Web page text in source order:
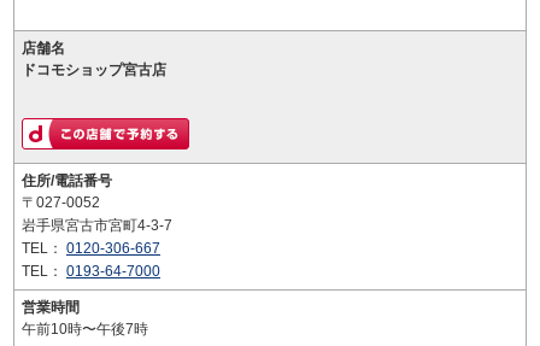
店舗名
ドコモショップ宮古店
住所/電話番号
〒027-0052
岩手県宮古市宮町4-3-7
TEL： 0120-306-667
TEL： 0193-64-7000
営業時間
午前10時〜午後7時